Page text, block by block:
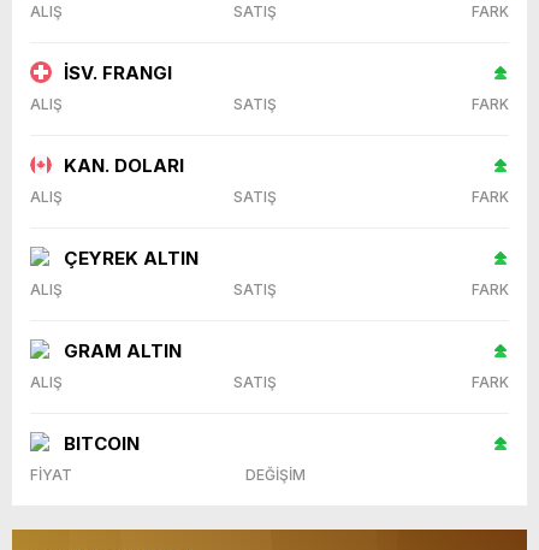
ALIŞ SATIŞ FARK
İSV. FRANGI
ALIŞ SATIŞ FARK
KAN. DOLARI
ALIŞ SATIŞ FARK
ÇEYREK ALTIN
ALIŞ SATIŞ FARK
GRAM ALTIN
ALIŞ SATIŞ FARK
BITCOIN
FİYAT DEĞİŞİM